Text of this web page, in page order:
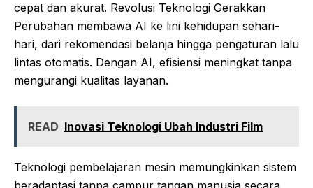
cepat dan akurat. Revolusi Teknologi Gerakkan
Perubahan membawa AI ke lini kehidupan sehari-
hari, dari rekomendasi belanja hingga pengaturan lalu
lintas otomatis. Dengan AI, efisiensi meningkat tanpa
mengurangi kualitas layanan.
READ Inovasi Teknologi Ubah Industri Film
Teknologi pembelajaran mesin memungkinkan sistem